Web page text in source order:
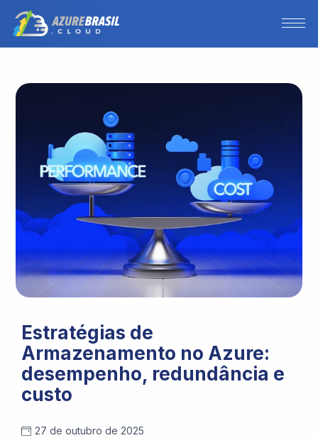
Estratégias de
Armazenamento no Azure:
desempenho, redundância e
custo
27 de outubro de 2025